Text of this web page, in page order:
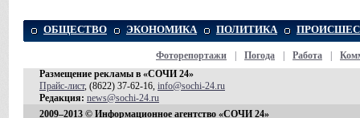
ОБЩЕСТВО ЭКОНОМИКА ПОЛИТИКА
Фоторепортажи Погода Работа
Размещение рекламы в «СОЧИ 24»
Прайс-лист, (8622) 37-62-16, info@sochi-24.ru
Редакция: news@sochi-24.ru
2009–2013 © Информационное агентство «СОЧИ 24»